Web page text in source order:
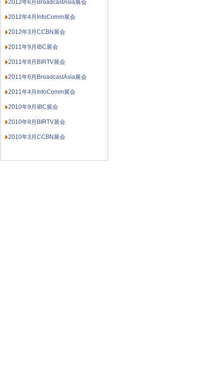
2012年6月BroadcastAsia展会
2012年4月InfoComm展会
2012年3月CCBN展会
2011年9月IBC展会
2011年8月BIRTV展会
2011年6月BroadcastAsia展会
2011年4月InfoComm展会
2010年9月IBC展会
2010年8月BIRTV展会
2010年3月CCBN展会